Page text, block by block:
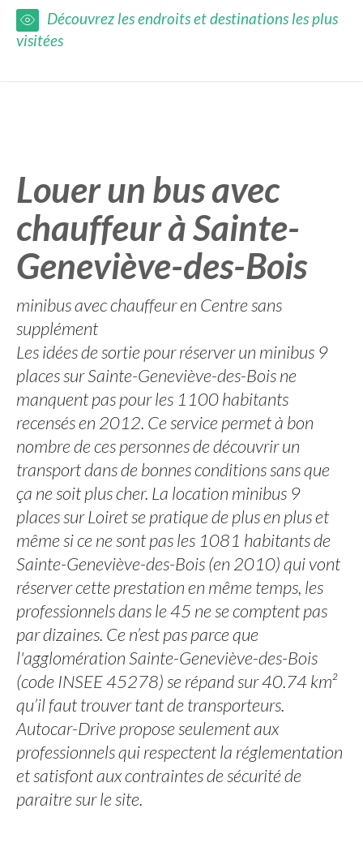
Découvrez les endroits et destinations les plus
visitées
Louer un bus avec
chauffeur à Sainte-
Geneviève-des-Bois
minibus avec chauffeur en Centre sans
supplément
Les idées de sortie pour réserver un minibus 9
places sur Sainte-Geneviève-des-Bois ne
manquent pas pour les 1100 habitants
recensés en 2012. Ce service permet à bon
nombre de ces personnes de découvrir un
transport dans de bonnes conditions sans que
ça ne soit plus cher. La location minibus 9
places sur Loiret se pratique de plus en plus et
même si ce ne sont pas les 1081 habitants de
Sainte-Geneviève-des-Bois (en 2010) qui vont
réserver cette prestation en même temps, les
professionnels dans le 45 ne se comptent pas
par dizaines. Ce n’est pas parce que
l'agglomération Sainte-Geneviève-des-Bois
(code INSEE 45278) se répand sur 40.74 km²
qu’il faut trouver tant de transporteurs.
Autocar-Drive propose seulement aux
professionnels qui respectent la réglementation
et satisfont aux contraintes de sécurité de
paraitre sur le site.